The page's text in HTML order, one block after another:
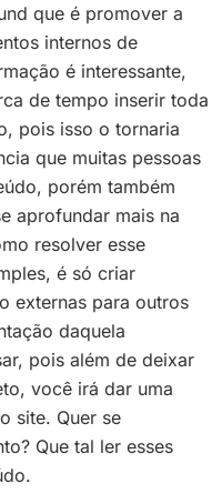
que é promover a
internos de
é interessante,
de tempo inserir toda
pois isso o tornaria
que muitas pessoas
porém também
aprofundar mais na
resolver esse
é só criar
externas para outros
daquela
pois além de deixar
você irá dar uma
site. Quer se
Que tal ler esses